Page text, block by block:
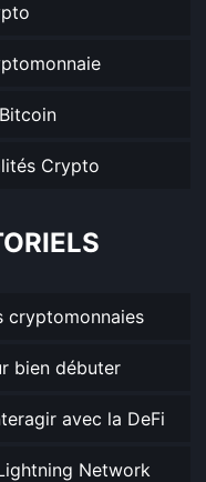
Crypto
cryptomonnaies
bien débuter
avec la DeFi
Network